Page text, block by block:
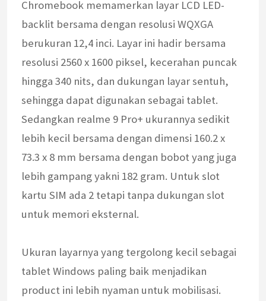
Chromebook memamerkan layar LCD LED-
backlit bersama dengan resolusi WQXGA
berukuran 12,4 inci. Layar ini hadir bersama
resolusi 2560 x 1600 piksel, kecerahan puncak
hingga 340 nits, dan dukungan layar sentuh,
sehingga dapat digunakan sebagai tablet.
Sedangkan realme 9 Pro+ ukurannya sedikit
lebih kecil bersama dengan dimensi 160.2 x
73.3 x 8 mm bersama dengan bobot yang juga
lebih gampang yakni 182 gram. Untuk slot
kartu SIM ada 2 tetapi tanpa dukungan slot
untuk memori eksternal.
Ukuran layarnya yang tergolong kecil sebagai
tablet Windows paling baik menjadikan
product ini lebih nyaman untuk mobilisasi.